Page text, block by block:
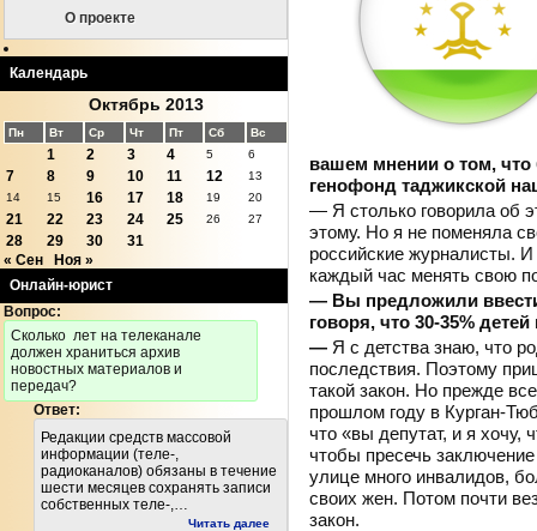
О проекте
Календарь
Октябрь 2013
Пн Вт Ср Чт Пт Сб Вс
1 2 3 4 5 6
7 8 9 10 11 12
13
14
15 16 17 18 19 20
21 22 23 24 25 26 27
28 29 30
31
« Сен
Ноя »
Онлайн-юрист
Вопрос:
Cколько лет на телеканале
должен храниться архив
новостных материалов и
передач?
Ответ:
Редакции средств массовой
информации (теле-,
радиоканалов) обязаны в течение
шести месяцев сохранять записи
собственных теле-,…
Читать далее
вашем мнении о том, что
генофонд таджикской
— Я столько говорила об
этому. Но я не поменяла
российские журналисты.
каждый час менять свою
— Вы предложили ввести
говоря, что 30-35%
— Я с детства знаю, что
последствия. Поэтому
такой закон. Но прежде
прошлом году в Курган-
что «вы депутат, и я хочу,
чтобы пресечь
улице много инвалидов,
своих жен. Потом почти
закон.